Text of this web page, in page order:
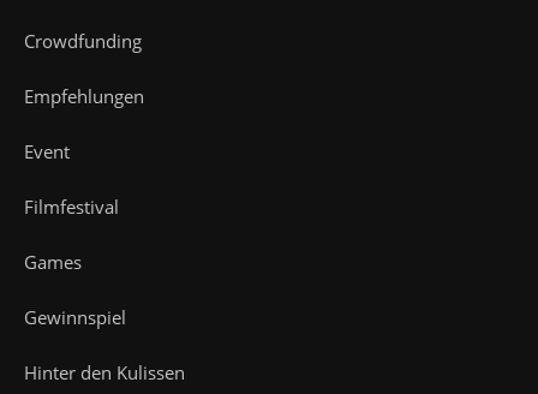
Crowdfunding
Empfehlungen
Event
Filmfestival
Games
Gewinnspiel
Hinter den Kulissen